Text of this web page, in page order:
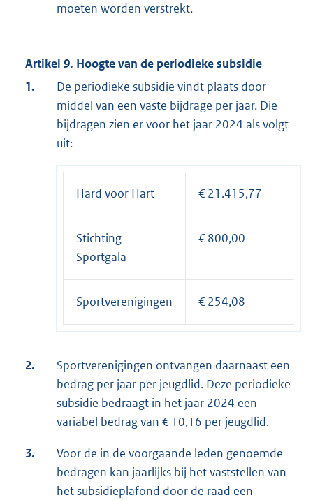
moeten worden verstrekt.
Artikel 9. Hoogte van de periodieke subsidie
1.
De periodieke subsidie vindt plaats door
middel van een vaste bijdrage per jaar. Die
bijdragen zien er voor het jaar 2024 als volgt
uit:
Hard voor Hart € 21.415,77
Stichting
Sportgala
€ 800,00
Sportverenigingen € 254,08
2.
Sportverenigingen ontvangen daarnaast een
bedrag per jaar per jeugdlid. Deze periodieke
subsidie bedraagt in het jaar 2024 een
variabel bedrag van € 10,16 per jeugdlid.
3.
Voor de in de voorgaande leden genoemde
bedragen kan jaarlijks bij het vaststellen van
het subsidieplafond door de raad een